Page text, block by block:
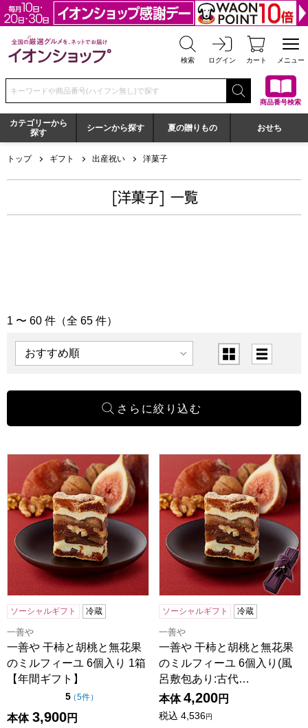
全国の厳選グルメを、ネットでお届け イオンショップ
検索 ログイン カート メニュー
検索キーワードまたは商品番号を入力してください
商品番号検索
カテゴリーから
探す
シーンから探す 夏の贈りもの おせち
トップ ギフト 出産祝い 洋菓子
[洋菓子] 一覧
「洋菓子」の商品一覧
1 〜 60 件（全 65 件）
表示順 表示切替
一善や 干柿と胡桃と無花果のミルフィーユ 6個入り 1箱【年
ソーシャルギフト 冷蔵
一善や
一善や 干柿と胡桃と無花果
のミルフィーユ 6個入り 1箱
【年間ギフト】
5点（5点満点中）
（5件の評価
）
本体 3,900円
一善や 干柿と胡桃と無花果
ソーシャルギフト 冷蔵
一善や
一善や 干柿と胡桃と無花果
のミルフィーユ 6個入り(風
呂敷包あり:古代…
本体 4,200円
税込 4,536円